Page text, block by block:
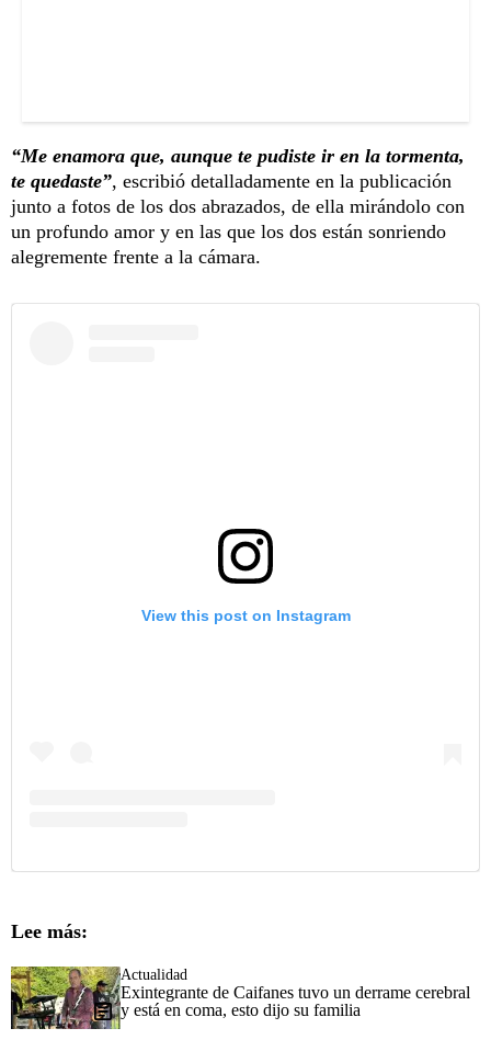
“Me enamora que, aunque te pudiste ir en la tormenta,
te quedaste”, escribió detalladamente en la publicación
junto a fotos de los dos abrazados, de ella mirándolo con
un profundo amor y en las que los dos están sonriendo
alegremente frente a la cámara.
View this post on Instagram
Lee más:
Actualidad
Exintegrante de Caifanes tuvo un derrame cerebral
y está en coma, esto dijo su familia